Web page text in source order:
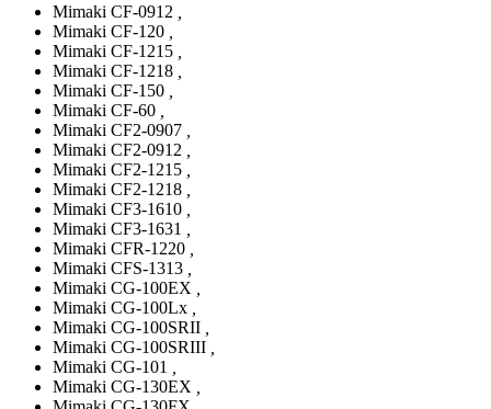
Mimaki CF-0912
Mimaki CF-120
Mimaki CF-1215
Mimaki CF-1218
Mimaki CF-150
Mimaki CF-60
Mimaki CF2-0907
Mimaki CF2-0912
Mimaki CF2-1215
Mimaki CF2-1218
Mimaki CF3-1610
Mimaki CF3-1631
Mimaki CFR-1220
Mimaki CFS-1313
Mimaki CG-100EX
Mimaki CG-100Lx
Mimaki CG-100SRII
Mimaki CG-100SRIII
Mimaki CG-101
Mimaki CG-130EX